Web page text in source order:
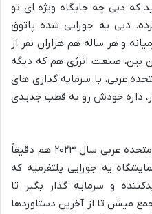
که دبی چه جایگاه ویژه ای تو
دبی یه جورایی شده پاتوق
و هر ساله هم هزاران نفر از
بین، صنعت انرژی هم که دیگه
عربی، با سرمایه گذاری های
داره خودش رو به قطب جدیدی
نمایشگاه بین المللی انرژی امارات متحده عربی سال ۲۰۲۳ هم دقیقاً
یه جورایی پلتفرمیه که
و سرمایه گذار بگیر تا
میشن تا از آخرین دستاوردها